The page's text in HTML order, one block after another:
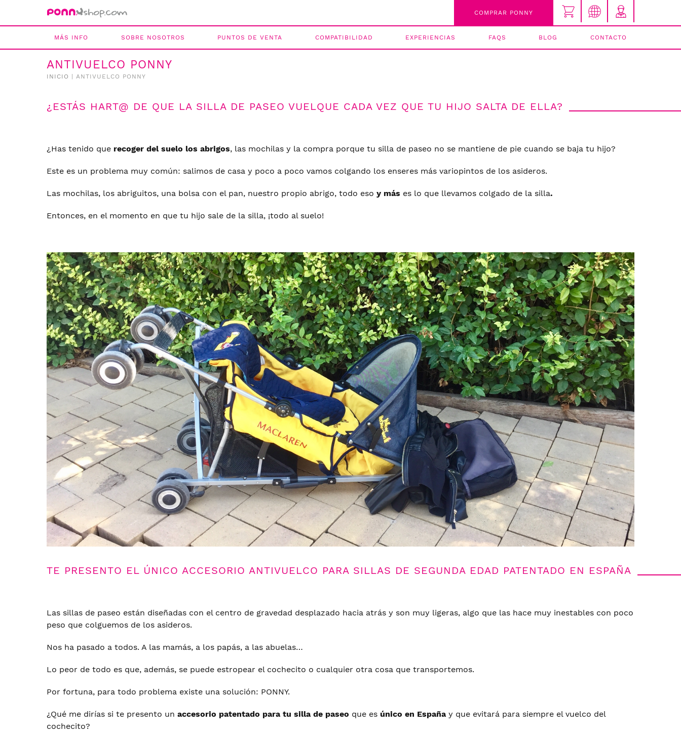
COMPRAR PONNY
NO HAY PRODUCTOS EN EL CARRITO. CASTELLANO
Nombre de usuario o dirección de correo
MÁS INFO SOBRE NOSOTROS PUNTOS DE VENTA COMPATIBILIDAD EXPERIENCIAS FAQS BLOG CONTACTO
ANTIVUELCO PONNY
INICIO | ANTIVUELCO PONNY
¿ESTÁS HART@ DE QUE LA SILLA DE PASEO VUELQUE CADA VEZ QUE TU HIJO SALTA DE ELLA?
¿Has tenido que recoger del suelo los abrigos, las mochilas y la compra porque tu silla de paseo no se mantiene de pie cuando se baja tu hijo?
Este es un problema muy común: salimos de casa y poco a poco vamos colgando los enseres más variopintos de los asideros.
Las mochilas, los abriguitos, una bolsa con el pan, nuestro propio abrigo, todo eso y más es lo que llevamos colgado de la silla.
Entonces, en el momento en que tu hijo sale de la silla, ¡todo al suelo!
TE PRESENTO EL ÚNICO ACCESORIO ANTIVUELCO PARA SILLAS DE SEGUNDA EDAD PATENTADO EN ESPAÑA
Las sillas de paseo están diseñadas con el centro de gravedad desplazado hacia atrás y son muy ligeras, algo que las hace muy inestables con poco
peso que colguemos de los asideros.
Nos ha pasado a todos. A las mamás, a los papás, a las abuelas…
Lo peor de todo es que, además, se puede estropear el cochecito o cualquier otra cosa que transportemos.
Por fortuna, para todo problema existe una solución: PONNY.
¿Qué me dirías si te presento un accesorio patentado para tu silla de paseo que es único en España y que evitará para siempre el vuelco del
cochecito?